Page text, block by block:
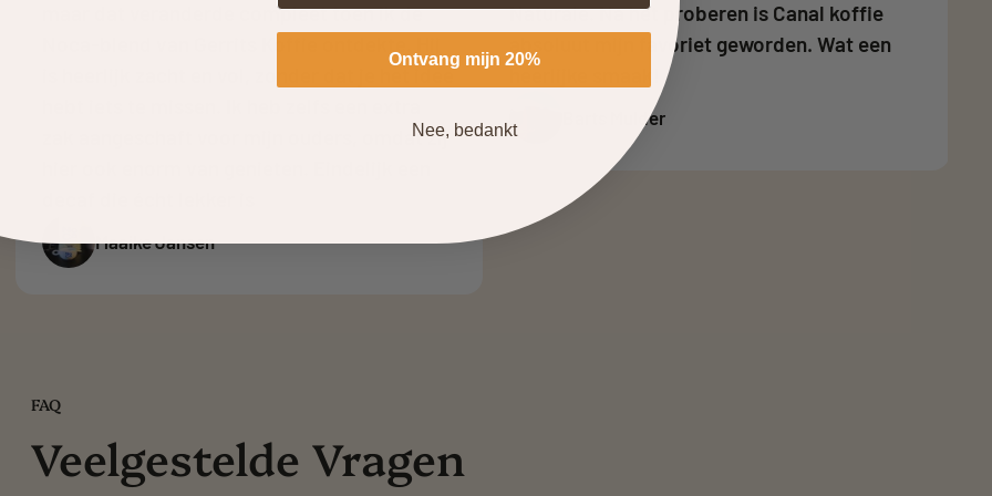
Naturale. Na het proberen is Canal koffie
Perfect voor iedereen die om kwaliteit en
gezondheid geeft!
Thomas
FAQ
Veelgestelde Vragen
Ontvang mijn 20%
Nee, bedankt